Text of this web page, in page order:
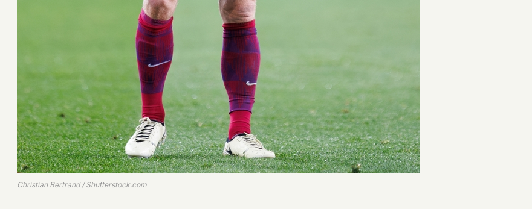
Christian Bertrand / Shutterstock.com